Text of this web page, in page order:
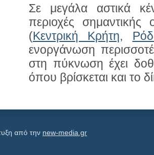
Σε μεγάλα αστικά
περιοχές σημαντικής
(Κεντρική Κρήτη,
ενοργάνωση
στη πύκνωση έχει
όπου βρίσκεται και το
από την new-media.gr